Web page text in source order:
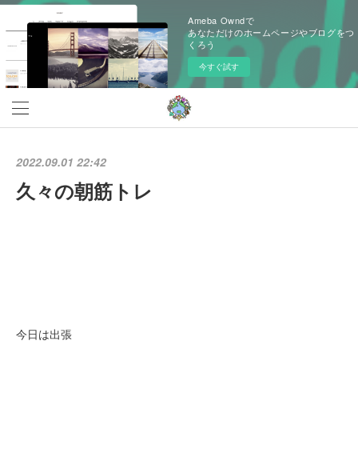
Ameba Owndで
あなただけのホームページやブログをつ
くろう
今すぐ試す
2022.09.01 22:42
久々の朝筋トレ
今日は出張